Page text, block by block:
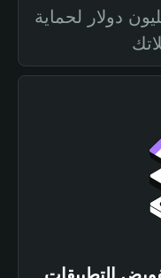
حماية بقيمة 300 مليون دولار لحماية